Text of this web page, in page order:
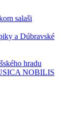
salaši
a Dúbravské
hradu
NOBILIS